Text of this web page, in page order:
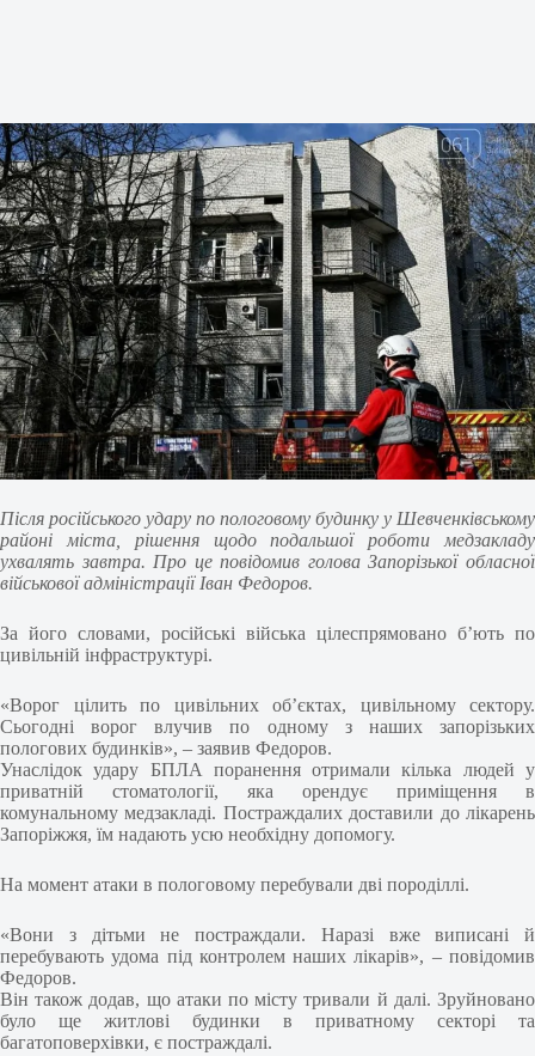
Після російського удару по пологовому будинку у Шевченківському
районі міста, рішення щодо подальшої роботи медзакладу
ухвалять завтра. Про це повідомив голова Запорізької обласної
військової адміністрації Іван Федоров.
За його словами, російські війська цілеспрямовано б’ють по
цивільній інфраструктурі.
«Ворог цілить по цивільних об’єктах, цивільному сектору.
Сьогодні ворог влучив по одному з наших запорізьких
пологових будинків», – заявив Федоров.
Унаслідок удару БПЛА поранення отримали кілька людей у
приватній стоматології, яка орендує приміщення в
комунальному медзакладі. Постраждалих доставили до лікарень
Запоріжжя, їм надають усю необхідну допомогу.
На момент атаки в пологовому перебували дві породіллі.
«Вони з дітьми не постраждали. Наразі вже виписані й
перебувають удома під контролем наших лікарів», – повідомив
Федоров.
Він також додав, що атаки по місту тривали й далі. Зруйновано
було ще житлові будинки в приватному секторі та
багатоповерхівки, є постраждалі.